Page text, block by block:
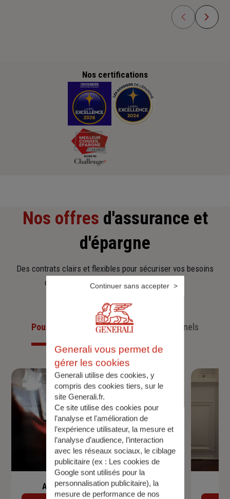
Nos certifications
Nos offres d'assurance et
d'épargne
Des contrats clairs et flexibles pour sécuriser vos besoins
d’aujourd’hui et anticiper ceux de demain.
Pour les particuliersPour les professionnels
Assurance de prêt immobilier
Generali vous permet de
gérer les cookies
Generali utilise des cookies, y
compris des cookies tiers, sur le
site Generali.fr.
Ce site utilise des cookies pour
l’analyse et l'amélioration de
l’expérience utilisateur, la mesure et
l’analyse d’audience, l’interaction
avec les réseaux sociaux, le ciblage
publicitaire (ex : Les cookies de
Google sont utilisés pour la
personnalisation publicitaire), la
mesure de performance de nos
Continuer sans accepter